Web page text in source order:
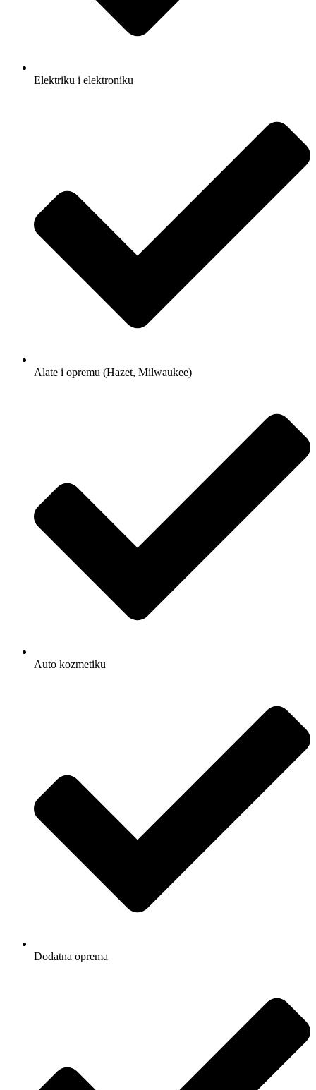
Elektriku i elektroniku
Alate i opremu (Hazet, Milwaukee)
Auto kozmetiku
Dodatna oprema